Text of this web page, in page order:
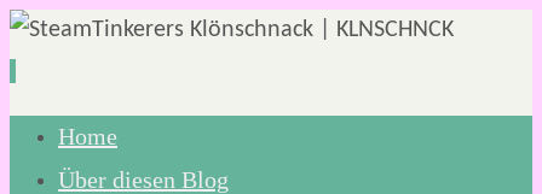
Zum
Inhalt
Home
Über diesen Blog